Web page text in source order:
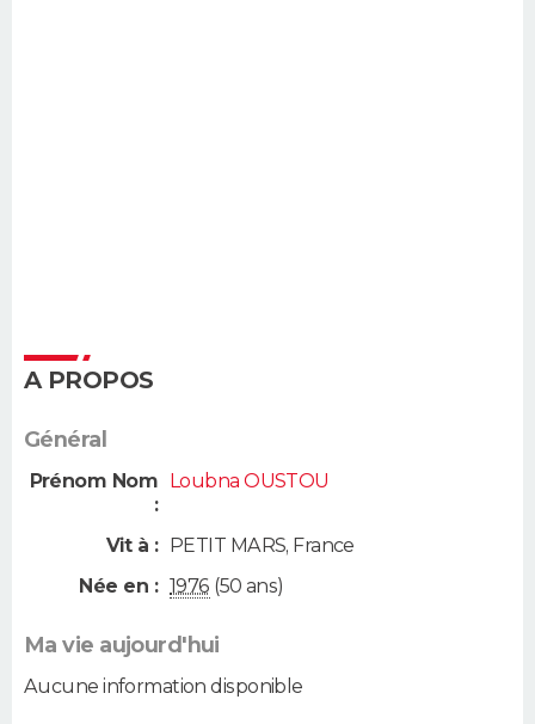
A PROPOS
Général
Prénom Nom
:
Loubna OUSTOU
Vit à : PETIT MARS, France
Née en : 1976 (50 ans)
Ma vie aujourd'hui
Aucune information disponible